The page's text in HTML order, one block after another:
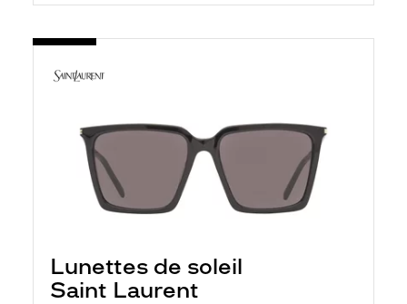
Lunettes de soleil
Saint Laurent